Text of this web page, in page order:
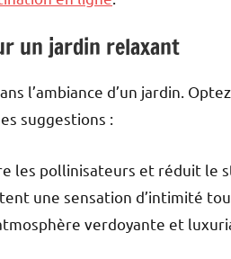
un jardin relaxant
l’ambiance d’un jardin.
suggestions :
les pollinisateurs et réduit le
une sensation d’intimité
verdoyante et